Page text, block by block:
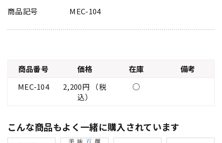
商品記号 MEC-104
商品番号 価格 在庫
備考
MEC-104
2,200円 （税
込）
○
こんな商品もよく一緒に購入されています